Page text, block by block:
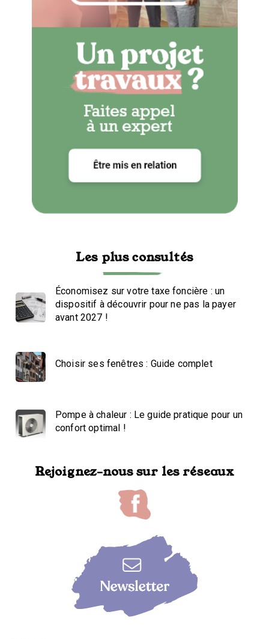
Les plus consultés
Économisez sur votre taxe foncière : un
dispositif à découvrir pour ne pas la payer
avant 2027 !
Choisir ses fenêtres : Guide complet
Pompe à chaleur : Le guide pratique pour un
confort optimal !
Rejoignez-nous sur les réseaux